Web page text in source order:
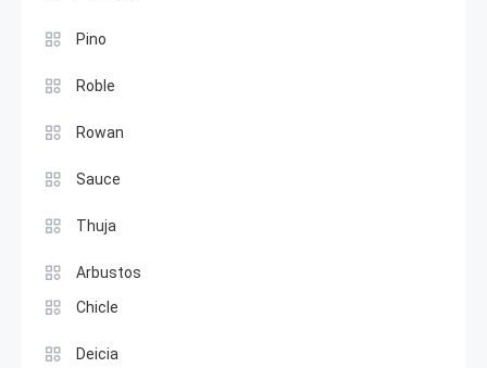
Pino
Roble
Rowan
Sauce
Thuja
Arbustos
Chicle
Deicia